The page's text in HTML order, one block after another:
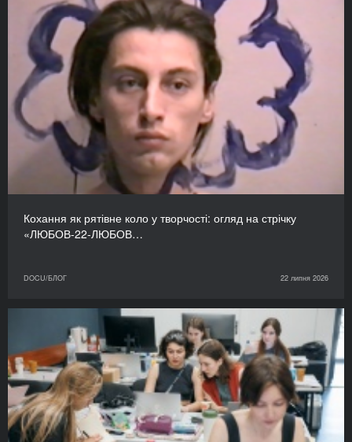
Кохання як рятівне коло у творчості: огляд на стрічку
«ЛЮБОВ-22-ЛЮБОВ…
DOCU/БЛОГ 22 липня 2026